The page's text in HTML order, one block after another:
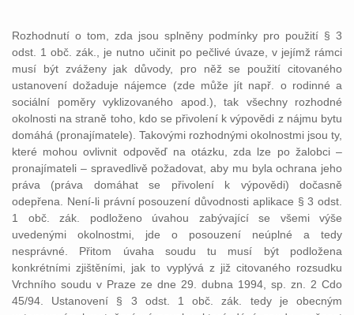
Rozhodnutí o tom, zda jsou splněny podmínky pro použití § 3
odst. 1 obč. zák., je nutno učinit po pečlivé úvaze, v jejímž rámci
musí být zváženy jak důvody, pro něž se použití citovaného
ustanovení dožaduje nájemce (zde může jít např. o rodinné a
sociální poměry vyklizovaného apod.), tak všechny rozhodné
okolnosti na straně toho, kdo se přivolení k výpovědi z nájmu bytu
domáhá (pronajímatele). Takovými rozhodnými okolnostmi jsou ty,
které mohou ovlivnit odpověď na otázku, zda lze po žalobci –
pronajímateli – spravedlivě požadovat, aby mu byla ochrana jeho
práva (práva domáhat se přivolení k výpovědi) dočasně
odepřena. Není-li právní posouzení důvodnosti aplikace § 3 odst.
1 obč. zák. podloženo úvahou zabývající se všemi výše
uvedenými okolnostmi, jde o posouzení neúplné a tedy
nesprávné. Přitom úvaha soudu tu musí být podložena
konkrétními zjištěními, jak to vyplývá z již citovaného rozsudku
Vrchního soudu v Praze ze dne 29. dubna 1994, sp. zn. 2 Cdo
45/94. Ustanovení § 3 odst. 1 obč. zák. tedy je obecným